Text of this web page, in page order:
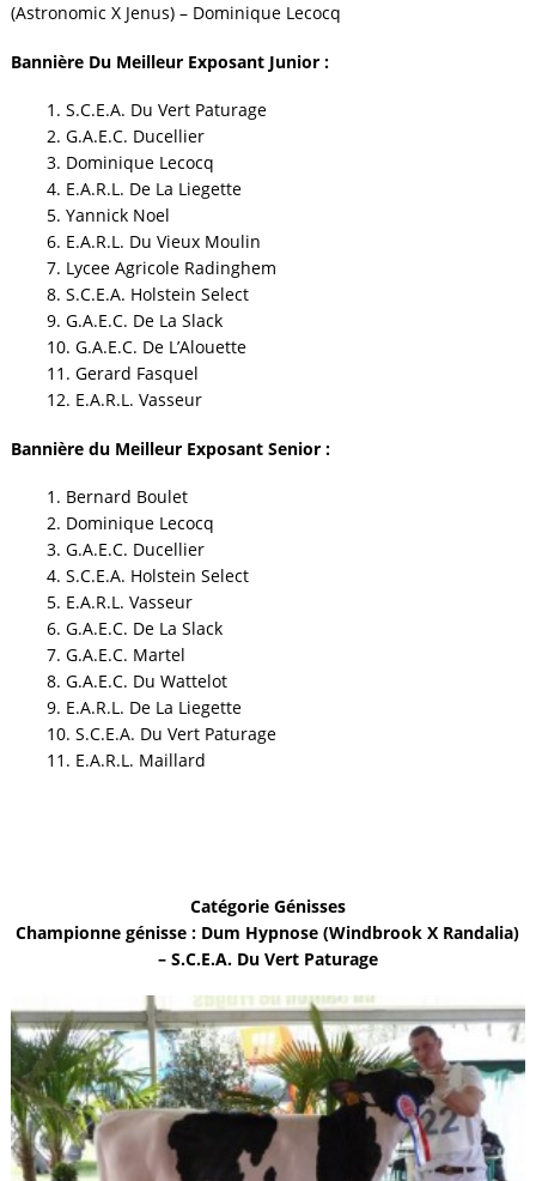
(Astronomic X Jenus) – Dominique Lecocq
Bannière Du Meilleur Exposant Junior :
1. S.C.E.A. Du Vert Paturage
2. G.A.E.C. Ducellier
3. Dominique Lecocq
4. E.A.R.L. De La Liegette
5. Yannick Noel
6. E.A.R.L. Du Vieux Moulin
7. Lycee Agricole Radinghem
8. S.C.E.A. Holstein Select
9. G.A.E.C. De La Slack
10. G.A.E.C. De L’Alouette
11. Gerard Fasquel
12. E.A.R.L. Vasseur
Bannière du Meilleur Exposant Senior :
1. Bernard Boulet
2. Dominique Lecocq
3. G.A.E.C. Ducellier
4. S.C.E.A. Holstein Select
5. E.A.R.L. Vasseur
6. G.A.E.C. De La Slack
7. G.A.E.C. Martel
8. G.A.E.C. Du Wattelot
9. E.A.R.L. De La Liegette
10. S.C.E.A. Du Vert Paturage
11. E.A.R.L. Maillard
Catégorie Génisses
Championne génisse : Dum Hypnose (Windbrook X Randalia)
– S.C.E.A. Du Vert Paturage